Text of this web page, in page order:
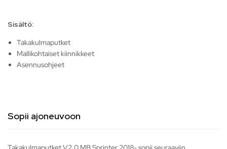
Sisältö:
Takakulmaputket
Mallikohtaiset kiinnikkeet
Asennusohjeet
Sopii ajoneuvoon